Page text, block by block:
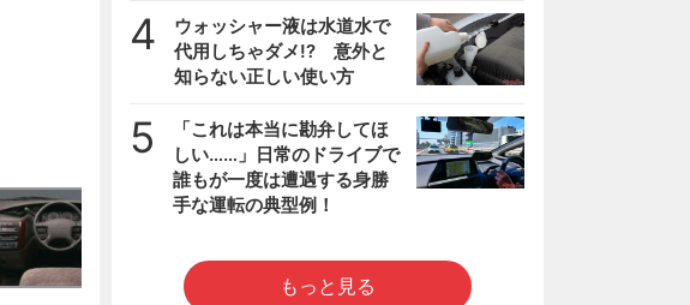
4
ウォッシャー液は水道水で
代用しちゃダメ!? 意外と
知らない正しい使い方
5
「これは本当に勘弁してほ
しい……」日常のドライブで
誰もが一度は遭遇する身勝
手な運転の典型例！
もっと見る